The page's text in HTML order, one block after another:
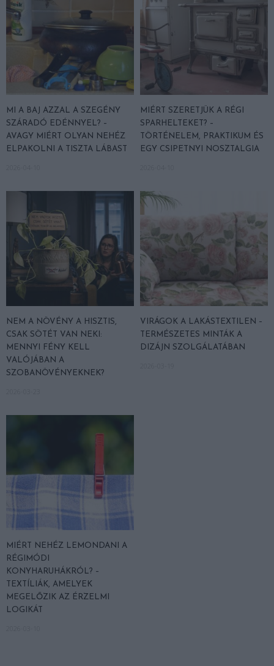
MI A BAJ AZZAL A SZEGÉNY
SZÁRADÓ EDÉNNYEL? –
AVAGY MIÉRT OLYAN NEHÉZ
ELPAKOLNI A TISZTA LÁBAST
MIÉRT SZERETJÜK A RÉGI
SPARHELTEKET? –
TÖRTÉNELEM, PRAKTIKUM ÉS
EGY CSIPETNYI NOSZTALGIA
NEM A NÖVÉNY A HISZTIS,
CSAK SÖTÉT VAN NEKI:
MENNYI FÉNY KELL
VALÓJÁBAN A
SZOBANÖVÉNYEKNEK?
VIRÁGOK A LAKÁSTEXTILEN –
TERMÉSZETES MINTÁK A
DIZÁJN SZOLGÁLATÁBAN
MIÉRT NEHÉZ LEMONDANI A
RÉGIMÓDI
KONYHARUHÁKRÓL? –
TEXTÍLIÁK, AMELYEK
MEGELŐZIK AZ ÉRZELMI
LOGIKÁT